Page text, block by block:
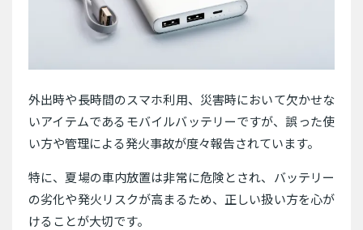
外出時や長時間のスマホ利用、災害時において欠かせな
いアイテムであるモバイルバッテリーですが、誤った使
い方や管理による発火事故が度々報告されています。
特に、夏場の車内放置は非常に危険とされ、バッテリー
の劣化や発火リスクが高まるため、正しい扱い方を心が
けることが大切です。